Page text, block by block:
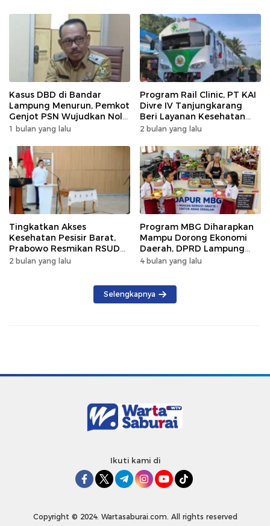
Kasus DBD di Bandar
Lampung Menurun, Pemkot
Genjot PSN Wujudkan Nol
Kematian
1 bulan yang lalu
Program Rail Clinic, PT KAI
Divre IV Tanjungkarang
Beri Layanan Kesehatan
Gratis 250 Warga
2 bulan yang lalu
Tingkatkan Akses
Kesehatan Pesisir Barat,
Prabowo Resmikan RSUD
KH Muhammad Thohir
2 bulan yang lalu
Program MBG Diharapkan
Mampu Dorong Ekonomi
Daerah, DPRD Lampung
Tekankan Pemanfaatan
4 bulan yang lalu
Selengkapnya
Ikuti kami di
Copyright © 2024. Wartasaburai.com. All rights reserved